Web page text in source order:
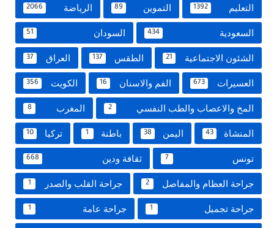
التعليم 1392 التموين 89 الرياضة 2066
السعودية 434 السودان 51
الشئون الاجتماعية 21 الطقس 137 العراق 37
العسيرات 673 الفم والاسنان 16 الكويت 356
المخ والاعصاب والطب النفسي 2 المغرب 8
المنشاة 43 اليمن 38 باطنة 1 تركيا 10
تونس 7 ثقافة ودين 668
جراحة العظام والمفاصل 2 جراحة القلب والصدر 1
جراحة تجميل 1 جراحة عامة 1